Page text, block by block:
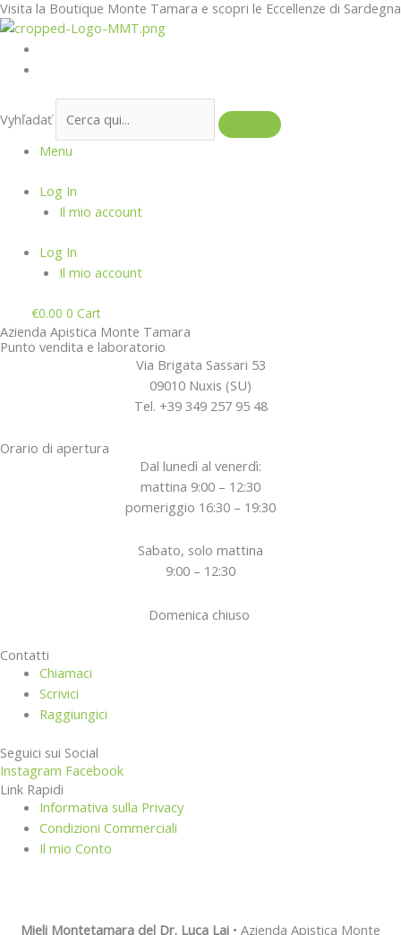
Preskočiť
na
obsah
Visita la Boutique Monte Tamara e scopri le Eccellenze di Sardegna
Vyhľadať
Menu
Log In
Il mio account
Log In
Il mio account
€0.00 0 Cart
Azienda Apistica Monte Tamara
Punto vendita e laboratorio
Via Brigata Sassari 53
09010 Nuxis (SU)
Tel. +39 349 257 95 48
Orario di apertura
Dal lunedì al venerdì:
mattina 9:00 – 12:30
pomeriggio 16:30 – 19:30
Sabato, solo mattina
9:00 – 12:30
Domenica chiuso
Contatti
Chiamaci
Scrivici
Raggiungici
Seguici sui Social
Instagram Facebook
Link Rapidi
Informativa sulla Privacy
Condizioni Commerciali
Il mio Conto
Mieli Montetamara del Dr. Luca Lai • Azienda Apistica Monte